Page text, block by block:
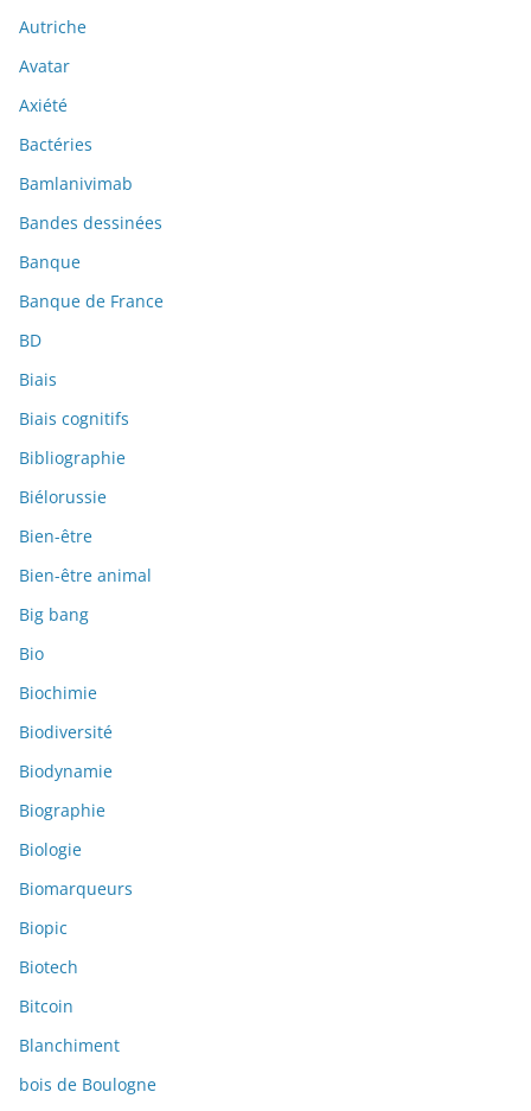
Autriche
Avatar
Axiété
Bactéries
Bamlanivimab
Bandes dessinées
Banque
Banque de France
BD
Biais
Biais cognitifs
Bibliographie
Biélorussie
Bien-être
Bien-être animal
Big bang
Bio
Biochimie
Biodiversité
Biodynamie
Biographie
Biologie
Biomarqueurs
Biopic
Biotech
Bitcoin
Blanchiment
bois de Boulogne